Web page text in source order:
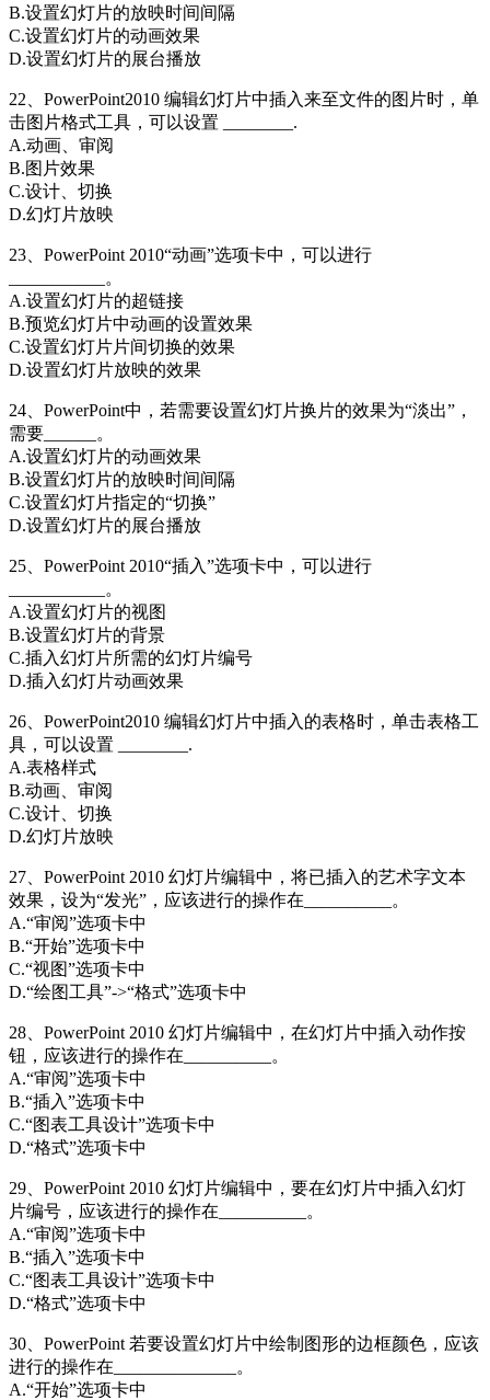
B.设置幻灯片的放映时间间隔
C.设置幻灯片的动画效果
D.设置幻灯片的展台播放
22、PowerPoint2010 编辑幻灯片中插入来至文件的图片时，单
击图片格式工具，可以设置 ________.
A.动画、审阅
B.图片效果
C.设计、切换
D.幻灯片放映
23、PowerPoint 2010“动画”选项卡中，可以进行
___________。
A.设置幻灯片的超链接
B.预览幻灯片中动画的设置效果
C.设置幻灯片片间切换的效果
D.设置幻灯片放映的效果
24、PowerPoint中，若需要设置幻灯片换片的效果为“淡出”，
需要______。
A.设置幻灯片的动画效果
B.设置幻灯片的放映时间间隔
C.设置幻灯片指定的“切换”
D.设置幻灯片的展台播放
25、PowerPoint 2010“插入”选项卡中，可以进行
___________。
A.设置幻灯片的视图
B.设置幻灯片的背景
C.插入幻灯片所需的幻灯片编号
D.插入幻灯片动画效果
26、PowerPoint2010 编辑幻灯片中插入的表格时，单击表格工
具，可以设置 ________.
A.表格样式
B.动画、审阅
C.设计、切换
D.幻灯片放映
27、PowerPoint 2010 幻灯片编辑中，将已插入的艺术字文本
效果，设为“发光”，应该进行的操作在__________。
A.“审阅”选项卡中
B.“开始”选项卡中
C.“视图”选项卡中
D.“绘图工具”->“格式”选项卡中
28、PowerPoint 2010 幻灯片编辑中，在幻灯片中插入动作按
钮，应该进行的操作在__________。
A.“审阅”选项卡中
B.“插入”选项卡中
C.“图表工具设计”选项卡中
D.“格式”选项卡中
29、PowerPoint 2010 幻灯片编辑中，要在幻灯片中插入幻灯
片编号，应该进行的操作在__________。
A.“审阅”选项卡中
B.“插入”选项卡中
C.“图表工具设计”选项卡中
D.“格式”选项卡中
30、PowerPoint 若要设置幻灯片中绘制图形的边框颜色，应该
进行的操作在______________。
A.“开始”选项卡中